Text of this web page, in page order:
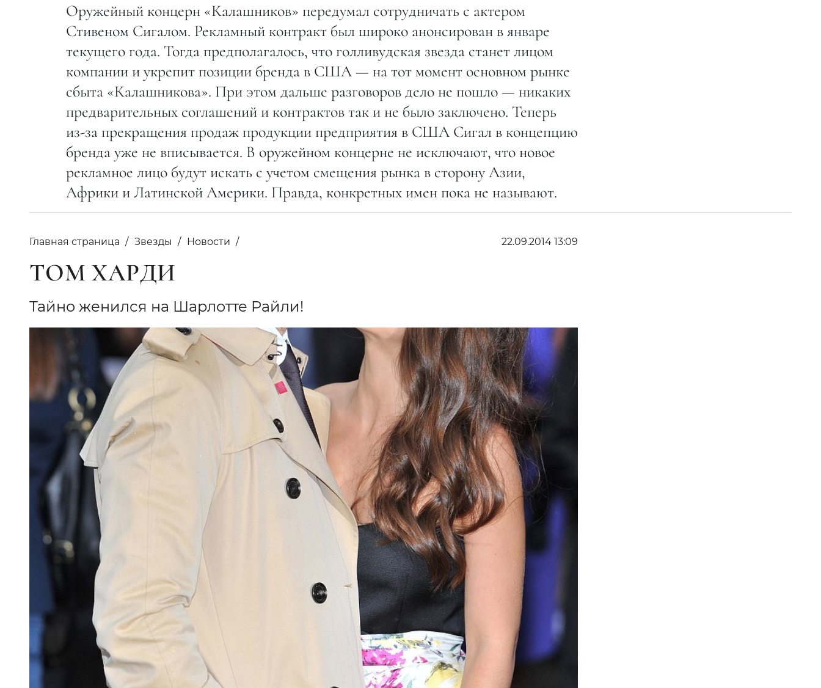
Оружейный концерн «Калашников» передумал сотрудничать с актером
Стивеном Сигалом. Рекламный контракт был широко анонсирован в январе
текущего года. Тогда предполагалось, что голливудская звезда станет лицом
компании и укрепит позиции бренда в США — на тот момент основном рынке
сбыта «Калашникова». При этом дальше разговоров дело не пошло — никаких
предварительных соглашений и контрактов так и не было заключено. Теперь
из-за прекращения продаж продукции предприятия в США Сигал в концепцию
бренда уже не вписывается. В оружейном концерне не исключают, что новое
рекламное лицо будут искать с учетом смещения рынка в сторону Азии,
Африки и Латинской Америки. Правда, конкретных имен пока не называют.
Главная страница Звезды Новости 22.09.2014 13:09
ТОМ ХАРДИ
Тайно женился на Шарлотте Райли!